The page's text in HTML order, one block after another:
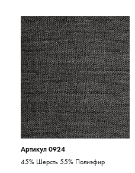
Артикул 0924
45% Шерсть 55% Полиэфир